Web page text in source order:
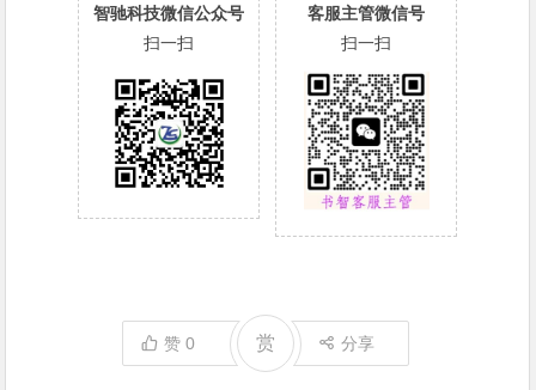
智驰科技微信公众号
扫一扫
客服主管微信号
扫一扫
赞0 赏 分享